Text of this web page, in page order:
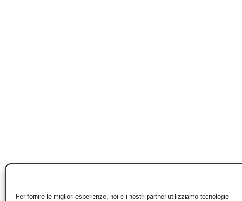
Per fornire le migliori esperienze, noi e i nostri partner utilizziamo tecnologie